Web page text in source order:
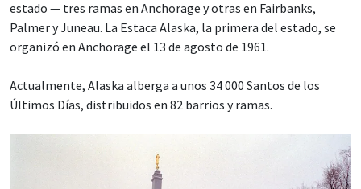
estado — tres ramas en Anchorage y otras en Fairbanks,
Palmer y Juneau. La Estaca Alaska, la primera del estado, se
organizó en Anchorage el 13 de agosto de 1961.
Actualmente, Alaska alberga a unos 34 000 Santos de los
Últimos Días, distribuidos en 82 barrios y ramas.